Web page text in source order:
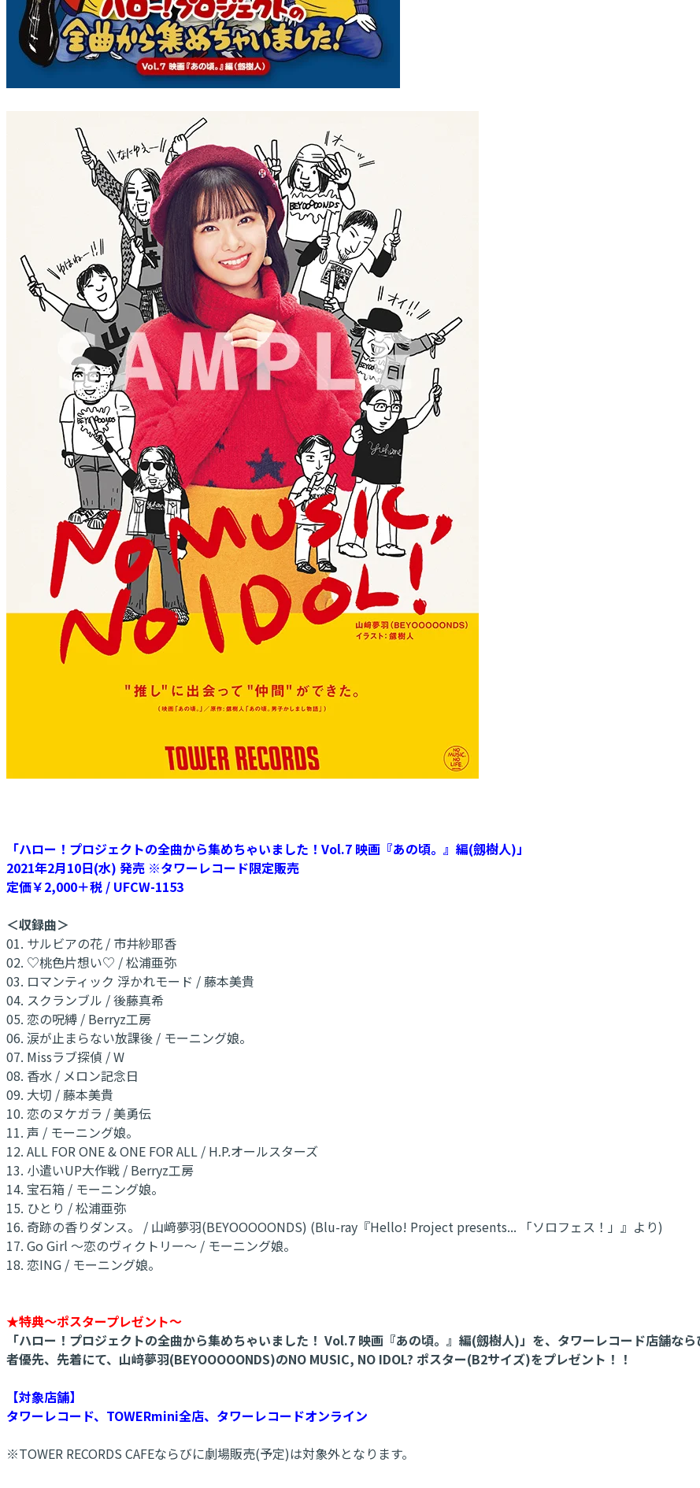
「ハロー！プロジェクトの全曲から集めちゃいました！Vol.7 映画『あの頃。』編(劔樹人)」
2021年2月10日(水) 発売 ※タワーレコード限定販売
定価￥2,000＋税 / UFCW-1153
＜収録曲＞
01. サルビアの花 / 市井紗耶香
02. ♡桃色片想い♡ / 松浦亜弥
03. ロマンティック 浮かれモード / 藤本美貴
04. スクランブル / 後藤真希
05. 恋の呪縛 / Berryz工房
06. 涙が止まらない放課後 / モーニング娘。
07. Missラブ探偵 / W
08. 香水 / メロン記念日
09. 大切 / 藤本美貴
10. 恋のヌケガラ / 美勇伝
11. 声 / モーニング娘。
12. ALL FOR ONE & ONE FOR ALL / H.P.オールスターズ
13. 小遣いUP大作戦 / Berryz工房
14. 宝石箱 / モーニング娘。
15. ひとり / 松浦亜弥
16. 奇跡の香りダンス。 / 山﨑夢羽(BEYOOOOONDS) (Blu-ray『Hello! Project presents... 「ソロフェス！」』より)
17. Go Girl ～恋のヴィクトリー～ / モーニング娘。
18. 恋ING / モーニング娘。
★特典～ポスタープレゼント～
「ハロー！プロジェクトの全曲から集めちゃいました！ Vol.7 映画『あの頃。』編(劔樹人)」を、タワーレコード店舗な
者優先、先着にて、山﨑夢羽(BEYOOOOONDS)のNO MUSIC, NO IDOL? ポスター(B2サイズ)をプレゼント！！
【対象店舗】
タワーレコード、TOWERmini全店、タワーレコードオンライン
※TOWER RECORDS CAFEならびに劇場販売(予定)は対象外となります。